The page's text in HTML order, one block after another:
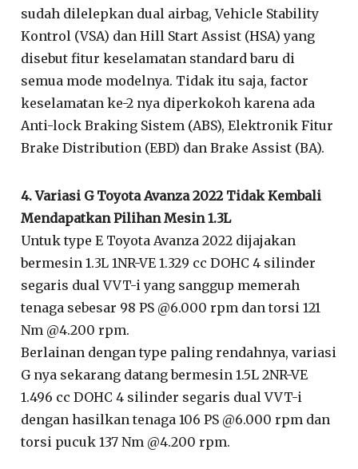
sudah dilelepkan dual airbag, Vehicle Stability
Kontrol (VSA) dan Hill Start Assist (HSA) yang
disebut fitur keselamatan standard baru di
semua mode modelnya. Tidak itu saja, factor
keselamatan ke-2 nya diperkokoh karena ada
Anti-lock Braking Sistem (ABS), Elektronik Fitur
Brake Distribution (EBD) dan Brake Assist (BA).
4. Variasi G Toyota Avanza 2022 Tidak Kembali
Mendapatkan Pilihan Mesin 1.3L
Untuk type E Toyota Avanza 2022 dijajakan
bermesin 1.3L 1NR-VE 1.329 cc DOHC 4 silinder
segaris dual VVT-i yang sanggup memerah
tenaga sebesar 98 PS @6.000 rpm dan torsi 121
Nm @4.200 rpm.
Berlainan dengan type paling rendahnya, variasi
G nya sekarang datang bermesin 1.5L 2NR-VE
1.496 cc DOHC 4 silinder segaris dual VVT-i
dengan hasilkan tenaga 106 PS @6.000 rpm dan
torsi pucuk 137 Nm @4.200 rpm.